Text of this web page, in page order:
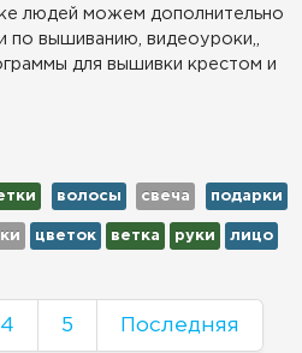
людей можем дополнительно
по вышиванию, видеоуроки,,
для вышивки крестом и
волосы свеча подарки
цветок ветка руки лицо
4 5 Последняя